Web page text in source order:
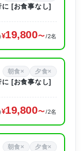
に [お食事なし]
19,800 /2名
朝食× 夕食×
に [お食事なし]
19,800 /2名
朝食× 夕食×